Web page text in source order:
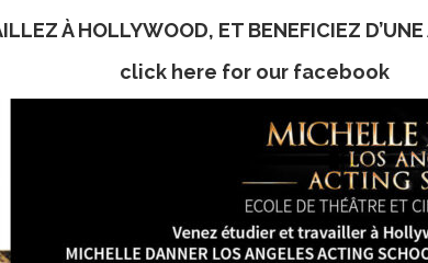
À HOLLYWOOD, ET BENEFICIEZ D’UNE
click here for our facebook